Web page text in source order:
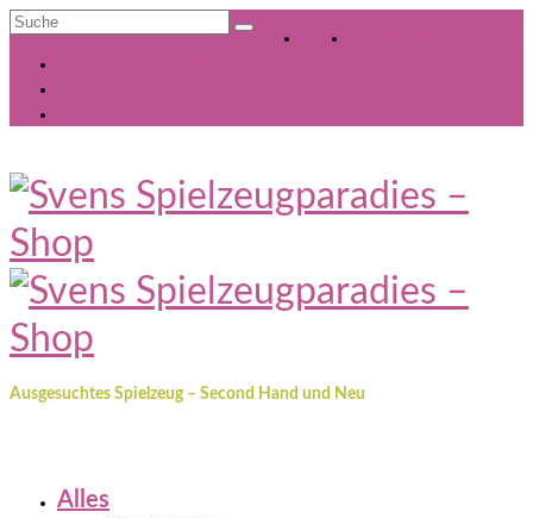
Suche
Ausgesuchtes Spielzeug – Second Hand und Neu
Alles